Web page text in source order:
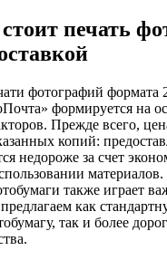
печать
фотографий формата
формируется на
Прежде всего,
копий:
недороже за счет
также играет
как
так и более